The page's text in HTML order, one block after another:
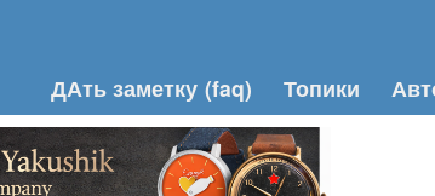
ДАть заметку (faq) Топики